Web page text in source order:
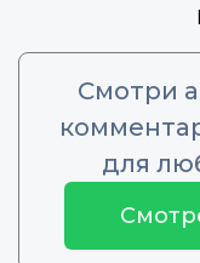
Смотри
для